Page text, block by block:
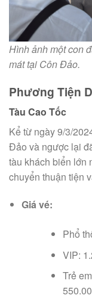
Hình ảnh một con
mát tại Côn Đảo.
Phương Tiện
Tàu Cao Tốc
Kể từ ngày 9/3/
Đảo và ngược lại
tàu khách biển lớn
chuyển thuận tiện
Giá vé:
Phổ
VIP:
Trẻ